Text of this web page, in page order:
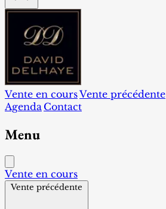
Vente en coursVente précédente
Agenda Contact
Menu
Vente en cours
Vente précédente